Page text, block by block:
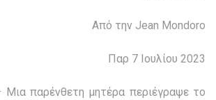
Από την Jean Mondoro
Παρ 7 Ιουλίου 2023
παρένθετη μητέρα περιέγραψε το